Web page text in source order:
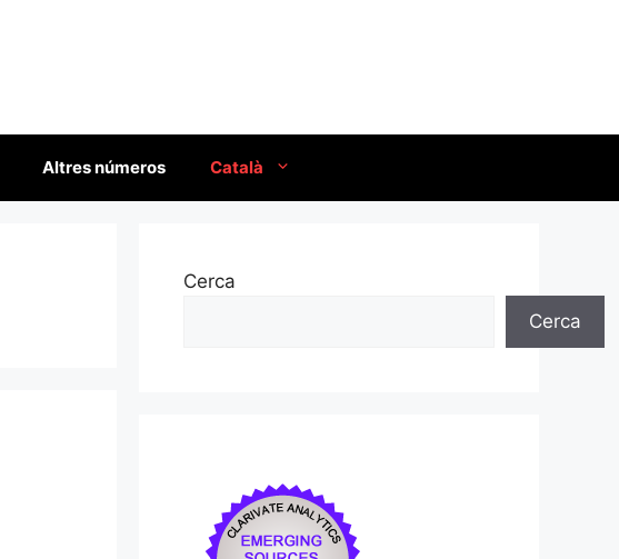
Altres números Català
Cerca
Cerca